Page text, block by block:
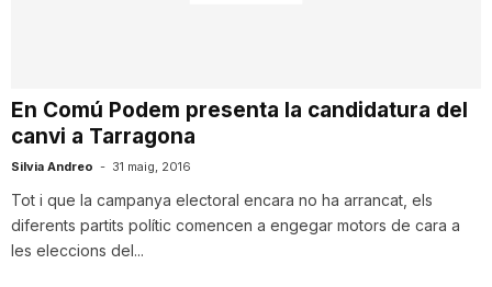
t
a
En Comú Podem presenta la candidatura del
canvi a Tarragona
Silvia Andreo - 31 maig, 2016
Tot i que la campanya electoral encara no ha arrancat, els
diferents partits polític comencen a engegar motors de cara a
les eleccions del...